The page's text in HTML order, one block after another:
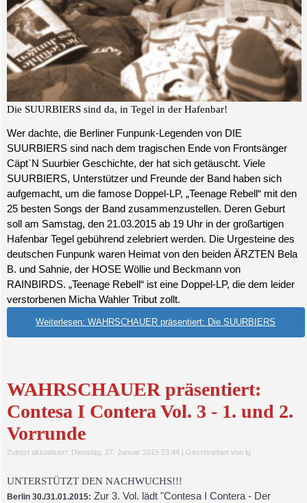
Die SUURBIERS sind da, in Tegel in der Hafenbar!
Wer dachte, die Berliner Funpunk-Legenden von DIE
SUURBIERS sind nach dem tragischen Ende von Frontsänger
Cäpt`N Suurbier Geschichte, der hat sich getäuscht. Viele
SUURBIERS, Unterstützer und Freunde der Band haben sich
aufgemacht, um die famose Doppel-LP, „Teenage Rebell“ mit den
25 besten Songs der Band zusammenzustellen. Deren Geburt
soll am Samstag, den 21.03.2015 ab 19 Uhr in der großartigen
Hafenbar Tegel gebührend zelebriert werden. Die Urgesteine des
deutschen Funpunk waren Heimat von den beiden ÄRZTEN Bela
B. und Sahnie, der HOSE Wöllie und Beckmann von
RAINBIRDS. „Teenage Rebell“ ist eine Doppel-LP, die dem leider
verstorbenen Micha Wahler Tribut zollt.
Weiterlesen: WAHRSCHAUER präsentiert: Die SUURBIERS
WAHRSCHAUER präsentiert:
Contesa I Contera Vol. 3 - 1. und 2.
Vorrunde
Zuletzt aktualisiert: Dienstag, 27. Januar 2015 23:44| Geschrieben von lg
UNTERSTÜTZT DEN NACHWUCHS!!!
Berlin 30./31.01.2015: Zur 3. Vol. lädt "Contesa I Contera - Der